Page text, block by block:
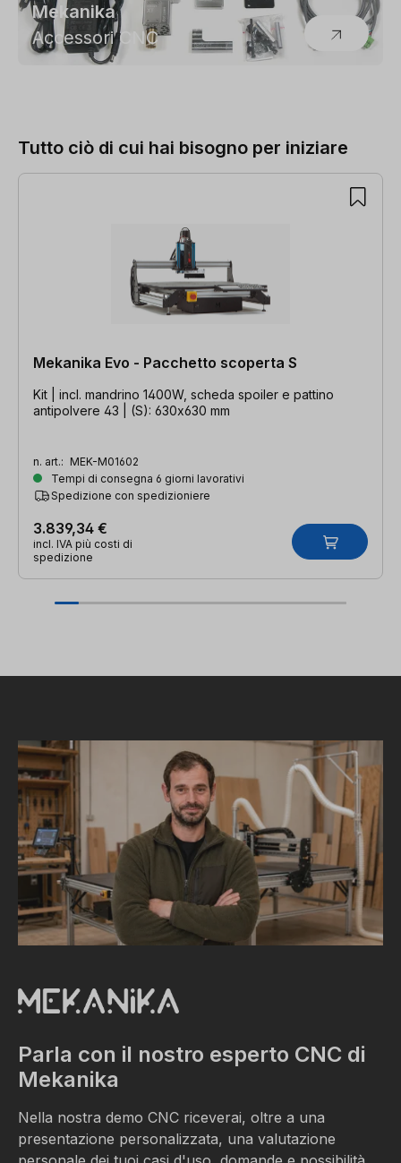
Mekanika
Accessori CNC
Tutto ciò di cui hai bisogno per iniziare
Salta la galleria dei prodotti
Mekanika Evo - Pacchetto scoperta S
Kit | incl. mandrino 1400W, scheda spoiler e pattino
antipolvere 43 | (S): 630x630 mm
n. art.: MEK-M01602
Tempi di consegna 6 giorni lavorativi
Spedizione con spedizioniere
3.839,34 €
incl. IVA più costi di
spedizione
Parla con il nostro esperto CNC di
Mekanika
Nella nostra demo CNC riceverai, oltre a una
presentazione personalizzata, una valutazione